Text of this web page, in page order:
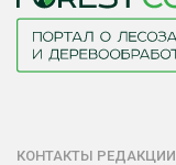
КОНТАКТЫ РЕДАКЦИИ